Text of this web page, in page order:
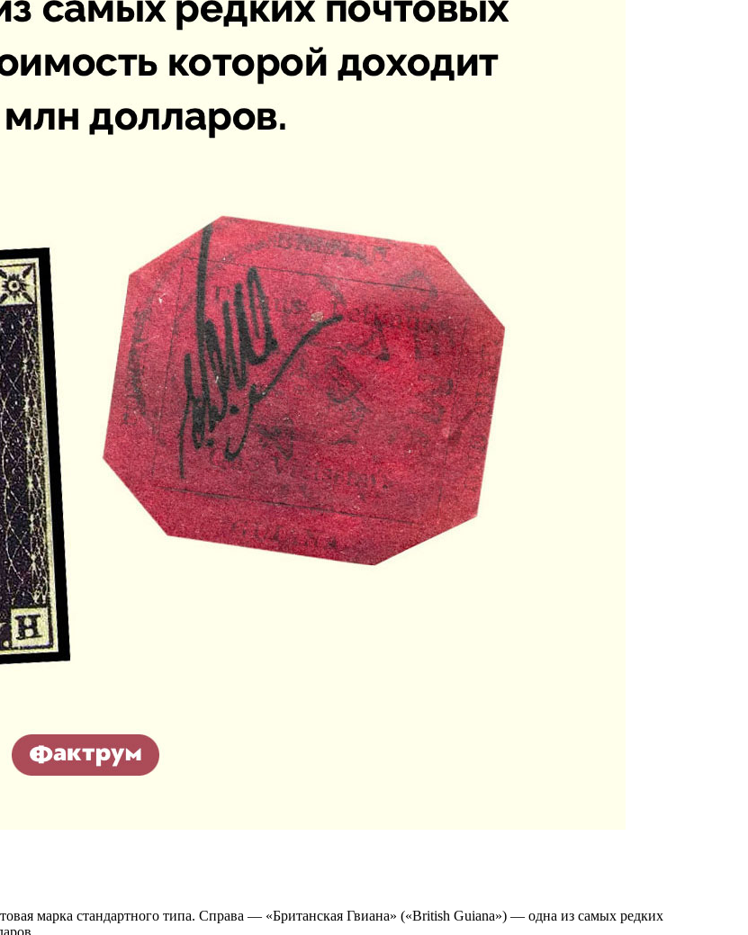
марка стандартного типа. Справа — «Британская Гвиана» («British Guiana») — одна из самых редких